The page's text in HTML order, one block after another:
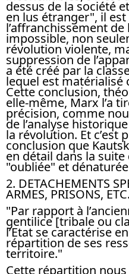
dessus de la société
en lus étranger", il
l’affranchissement
impossible, non
révolution violente,
suppression de
a été créé par la
lequel est matérialisé
Cette conclusion,
elle-même, Marx l’a
précision, comme
de l’analyse
la révolution. Et c’est
conclusion que
en détail dans la suite
"oubliée" et
2. DETACHEMENTS
ARMES, PRISONS, ETC.
"Par rapport à
gentilice [tribale ou
l’Etat se caractérise
répartition de ses
territoire."
Cette répartition